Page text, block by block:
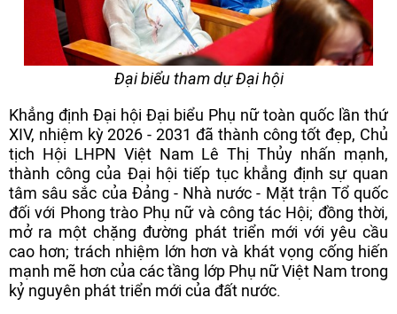
Đại biểu tham dự Đại hội
Khẳng định Đại hội Đại biểu Phụ nữ toàn quốc lần thứ
XIV, nhiệm kỳ 2026 - 2031 đã thành công tốt đẹp, Chủ
tịch Hội LHPN Việt Nam Lê Thị Thủy nhấn mạnh,
thành công của Đại hội tiếp tục khẳng định sự quan
tâm sâu sắc của Đảng - Nhà nước - Mặt trận Tổ quốc
đối với Phong trào Phụ nữ và công tác Hội; đồng thời,
mở ra một chặng đường phát triển mới với yêu cầu
cao hơn; trách nhiệm lớn hơn và khát vọng cống hiến
mạnh mẽ hơn của các tầng lớp Phụ nữ Việt Nam trong
kỷ nguyên phát triển mới của đất nước.